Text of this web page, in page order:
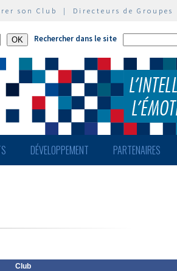
son Club | Directeurs de Groupes
Rechercher dans le site
DÉVELOPPEMENT PARTENAIRES
Club